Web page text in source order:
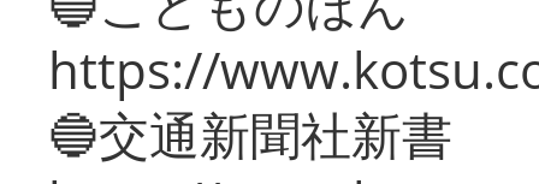
https://
🔵交通新聞社新書